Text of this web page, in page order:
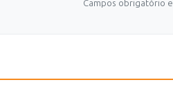
Campos obrigatório